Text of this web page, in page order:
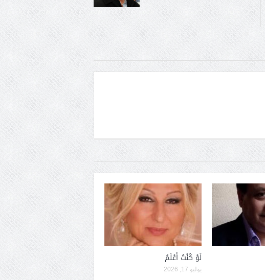
لَوْ كُنْتُ أَعْلَمُ
يوليو 17, 2026